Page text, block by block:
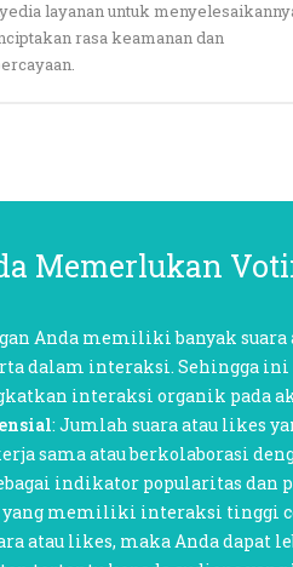
layanan untuk
rasa keamanan dan
Memerlukan
Anda memiliki banyak
dalam interaksi. Sehingga
interaksi organik pada
: Jumlah suara atau likes
sama atau berkolaborasi
indikator popularitas dan
yang memiliki interaksi tinggi
atau likes, maka Anda